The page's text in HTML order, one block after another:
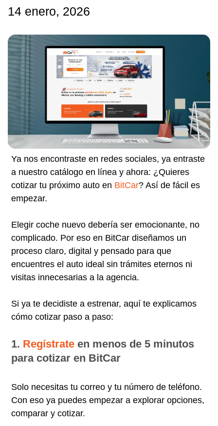
14 enero, 2026
Ya nos encontraste en redes sociales, ya entraste
a nuestro catálogo en línea y ahora: ¿Quieres
cotizar tu próximo auto en BitCar? Así de fácil es
empezar.
Elegir coche nuevo debería ser emocionante, no
complicado. Por eso en BitCar diseñamos un
proceso claro, digital y pensado para que
encuentres el auto ideal sin trámites eternos ni
visitas innecesarias a la agencia.
Si ya te decidiste a estrenar, aquí te explicamos
cómo cotizar paso a paso:
1. Regístrate en menos de 5 minutos
para cotizar en BitCar
Solo necesitas tu correo y tu número de teléfono.
Con eso ya puedes empezar a explorar opciones,
comparar y cotizar.